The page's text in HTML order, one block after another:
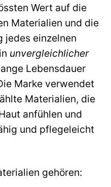
Wert auf die
Materialien und die
jedes einzelnen
unvergleichlicher
Lebensdauer
Marke verwendet
Materialien, die
anfühlen und
und pflegeleicht
gehören: